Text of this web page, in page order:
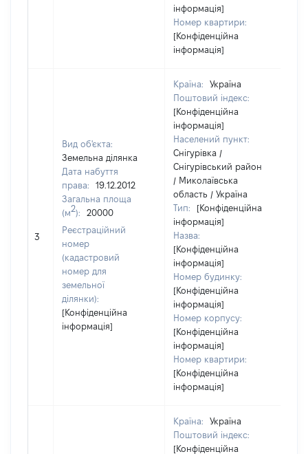
інформація]
Номер квартири:
[Конфіденційна
інформація]
3
Вид об'єкта:
Земельна ділянка
Дата набуття
права:
19.12.2012
Загальна площа
(м2):
20000
Реєстраційний
номер
(кадастровий
номер для
земельної
ділянки):
[Конфіденційна
інформація]
Країна:
Україна
Поштовий індекс:
[Конфіденційна
інформація]
Населений пункт:
Снігурівка /
Снігурівський район
/ Миколаївська
область / Україна
Тип:
[Конфіденційна
інформація]
Назва:
[Конфіденційна
інформація]
Номер будинку:
[Конфіденційна
інформація]
Номер корпусу:
[Конфіденційна
інформація]
Номер квартири:
[Конфіденційна
інформація]
Країна:
Україна
Поштовий індекс:
[Конфіденційна